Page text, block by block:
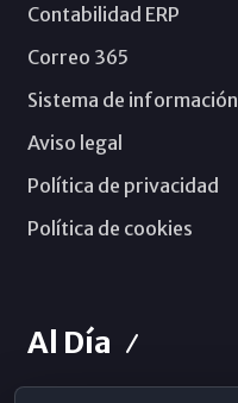
Contabilidad ERP
Correo 365
Sistema de información
Aviso legal
Política de privacidad
Política de cookies
Al Día